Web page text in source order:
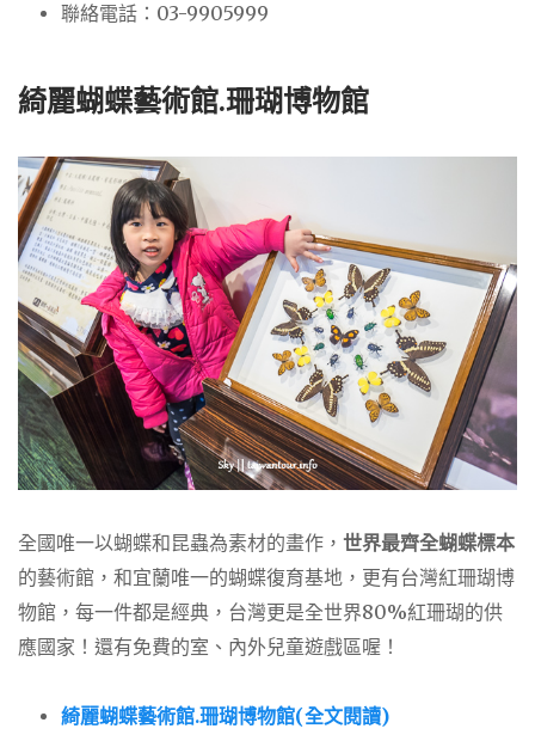
聯絡電話：03-9905999
綺麗蝴蝶藝術館.珊瑚博物館
全國唯一以蝴蝶和昆蟲為素材的畫作， 世界最齊全蝴蝶標本
的藝術館，和宜蘭唯一的蝴蝶復育基地，更有台灣紅珊瑚博
物館，每一件都是經典，台灣更是全世界80%紅珊瑚的供
應國家！還有免費的室、內外兒童遊戲區喔！
綺麗蝴蝶藝術館.珊瑚博物館(全文閱讀)